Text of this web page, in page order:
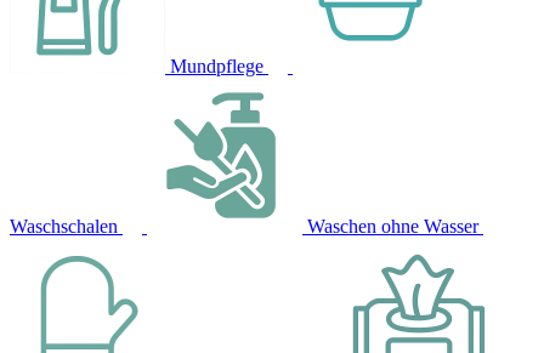
Mundpflege
Waschschalen Waschen ohne Wasser